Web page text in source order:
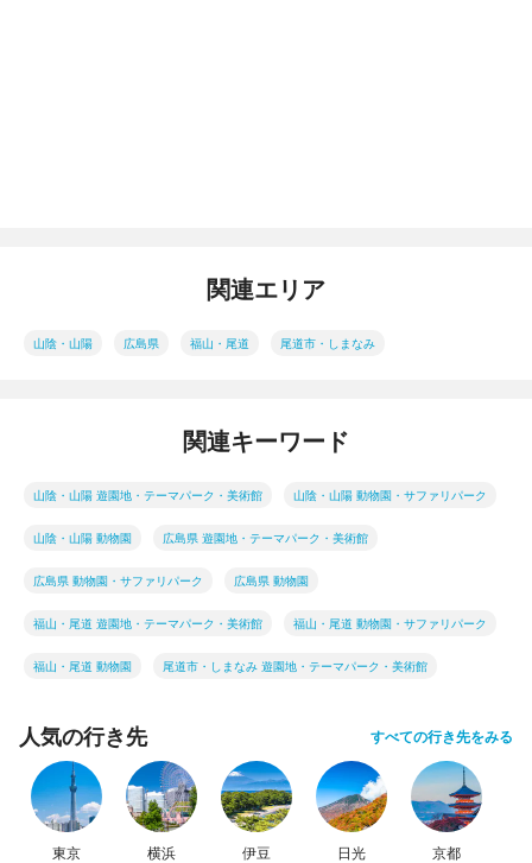
関連エリア
山陰・山陽 広島県 福山・尾道 尾道市・しまなみ
関連キーワード
山陰・山陽 遊園地・テーマパーク・美術館 山陰・山陽 動物園・サファリパーク
山陰・山陽 動物園 広島県 遊園地・テーマパーク・美術館
広島県 動物園・サファリパーク 広島県 動物園
福山・尾道 遊園地・テーマパーク・美術館 福山・尾道 動物園・サファリパーク
福山・尾道 動物園 尾道市・しまなみ 遊園地・テーマパーク・美術館
人気の行き先 すべての行き先をみる
東京 横浜 伊豆 日光 京都